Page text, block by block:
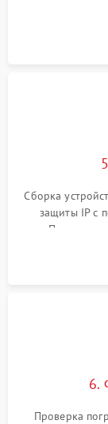
разъемов и
Сборка
защиты IP с
абсолютно
6.
Проверка